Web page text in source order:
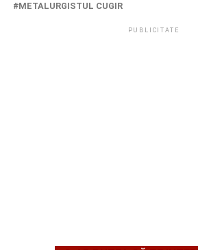
METALURGISTUL CUGIR
PUBLICITATE